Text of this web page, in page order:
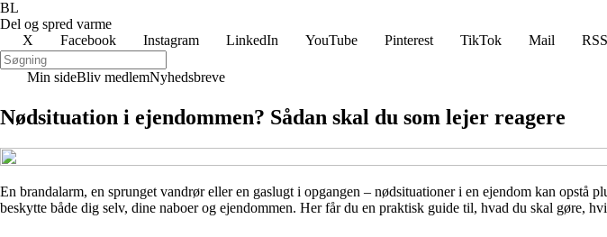
BL
Del og spred varme
X
Facebook Instagram LinkedIn YouTube Pinterest TikTok Mail RSS
Min sideBliv medlemNyhedsbreve
Nødsituation i ejendommen? Sådan skal du som lejer reagere
En brandalarm, en sprunget vandrør eller en gaslugt i opgangen – nødsituationer i en ejendom kan
beskytte både dig selv, dine naboer og ejendommen. Her får du en praktisk guide til, hvad du skal gøre,